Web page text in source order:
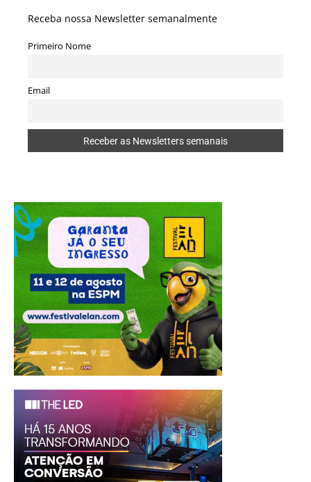
Receba nossa Newsletter semanalmente
Primeiro Nome
Email